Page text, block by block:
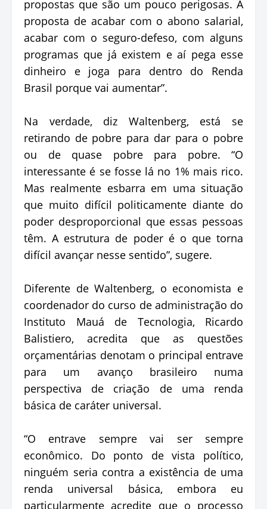
propostas que são um pouco perigosas. A
proposta de acabar com o abono salarial,
acabar com o seguro-defeso, com alguns
programas que já existem e aí pega esse
dinheiro e joga para dentro do Renda
Brasil porque vai aumentar”.
Na verdade, diz Waltenberg, está se
retirando de pobre para dar para o pobre
ou de quase pobre para pobre. “O
interessante é se fosse lá no 1% mais rico.
Mas realmente esbarra em uma situação
que muito difícil politicamente diante do
poder desproporcional que essas pessoas
têm. A estrutura de poder é o que torna
difícil avançar nesse sentido”, sugere.
Diferente de Waltenberg, o economista e
coordenador do curso de administração do
Instituto Mauá de Tecnologia, Ricardo
Balistiero, acredita que as questões
orçamentárias denotam o principal entrave
para um avanço brasileiro numa
perspectiva de criação de uma renda
básica de caráter universal.
“O entrave sempre vai ser sempre
econômico. Do ponto de vista político,
ninguém seria contra a existência de uma
renda universal básica, embora eu
particularmente acredite que o processo